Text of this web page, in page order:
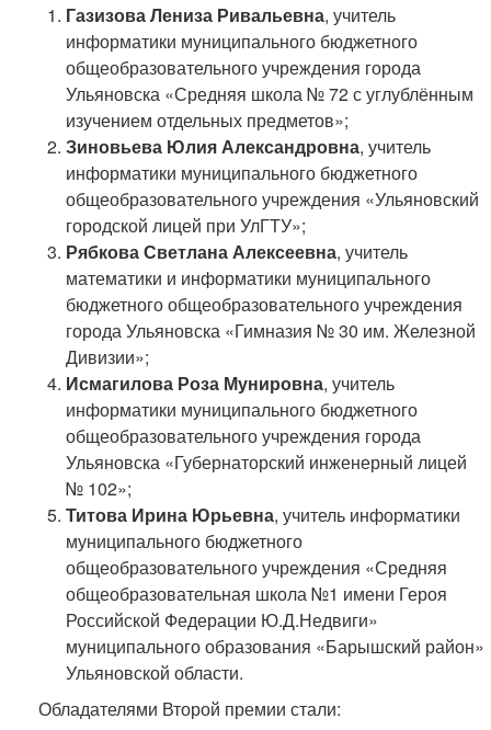
Газизова Лениза Ривальевна, учитель
информатики муниципального бюджетного
общеобразовательного учреждения города
Ульяновска «Средняя школа № 72 с углублённым
изучением отдельных предметов»;
Зиновьева Юлия Александровна, учитель
информатики муниципального бюджетного
общеобразовательного учреждения «Ульяновский
городской лицей при УлГТУ»;
Рябкова Светлана Алексеевна, учитель
математики и информатики муниципального
бюджетного общеобразовательного учреждения
города Ульяновска «Гимназия № 30 им. Железной
Дивизии»;
Исмагилова Роза Мунировна, учитель
информатики муниципального бюджетного
общеобразовательного учреждения города
Ульяновска «Губернаторский инженерный лицей
№ 102»;
Титова Ирина Юрьевна, учитель информатики
муниципального бюджетного
общеобразовательного учреждения «Средняя
общеобразовательная школа №1 имени Героя
Российской Федерации Ю.Д.Недвиги»
муниципального образования «Барышский район»
Ульяновской области.
Обладателями Второй премии стали: